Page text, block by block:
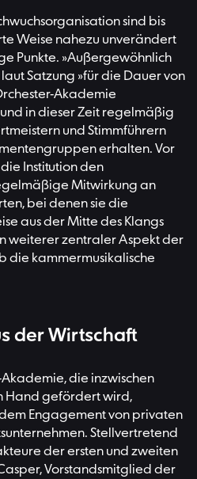
sind bis
Weise nahezu unverändert
Punkte. »Außergewöhnlich
Satzung »für die Dauer von
Akademie
in dieser Zeit regelmäßig
und Stimmführern
erhalten. Vor
Institution den
Mitwirkung an
bei denen sie die
aus der Mitte des Klangs
weiterer zentraler Aspekt der
die kammermusikalische
der Wirtschaft
die inzwischen
Hand gefördert wird,
Engagement von privaten
Stellvertretend
der ersten und zweiten
Vorstandsmitglied der